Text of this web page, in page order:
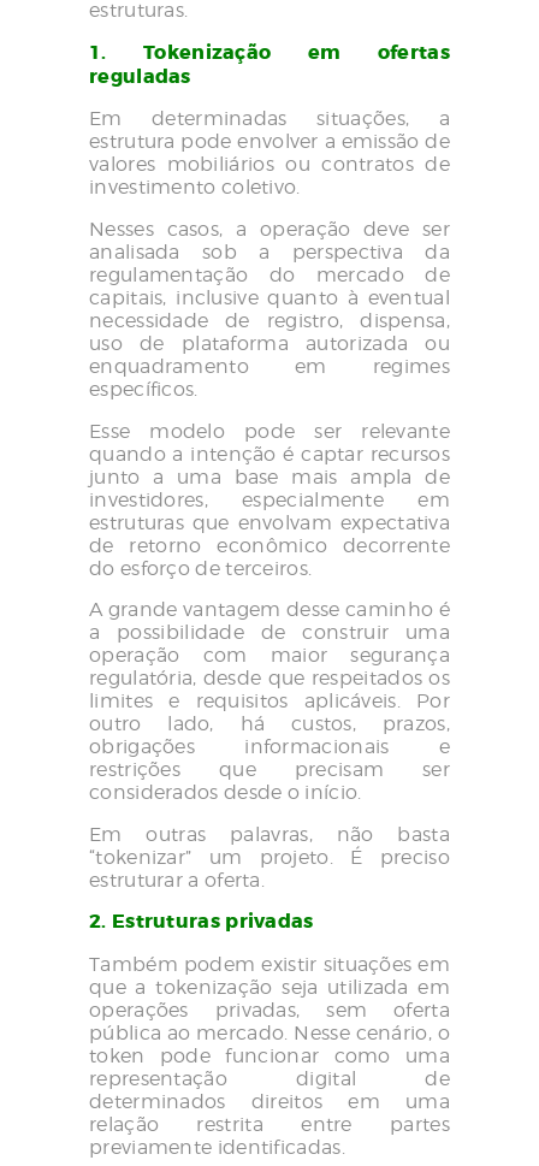
estruturas.
1. Tokenização em ofertas
reguladas
Em determinadas situações, a
estrutura pode envolver a emissão de
valores mobiliários ou contratos de
investimento coletivo.
Nesses casos, a operação deve ser
analisada sob a perspectiva da
regulamentação do mercado de
capitais, inclusive quanto à eventual
necessidade de registro, dispensa,
uso de plataforma autorizada ou
enquadramento em regimes
específicos.
Esse modelo pode ser relevante
quando a intenção é captar recursos
junto a uma base mais ampla de
investidores, especialmente em
estruturas que envolvam expectativa
de retorno econômico decorrente
do esforço de terceiros.
A grande vantagem desse caminho é
a possibilidade de construir uma
operação com maior segurança
regulatória, desde que respeitados os
limites e requisitos aplicáveis. Por
outro lado, há custos, prazos,
obrigações informacionais e
restrições que precisam ser
considerados desde o início.
Em outras palavras, não basta
“tokenizar” um projeto. É preciso
estruturar a oferta.
2. Estruturas privadas
Também podem existir situações em
que a tokenização seja utilizada em
operações privadas, sem oferta
pública ao mercado. Nesse cenário, o
token pode funcionar como uma
representação digital de
determinados direitos em uma
relação restrita entre partes
previamente identificadas.